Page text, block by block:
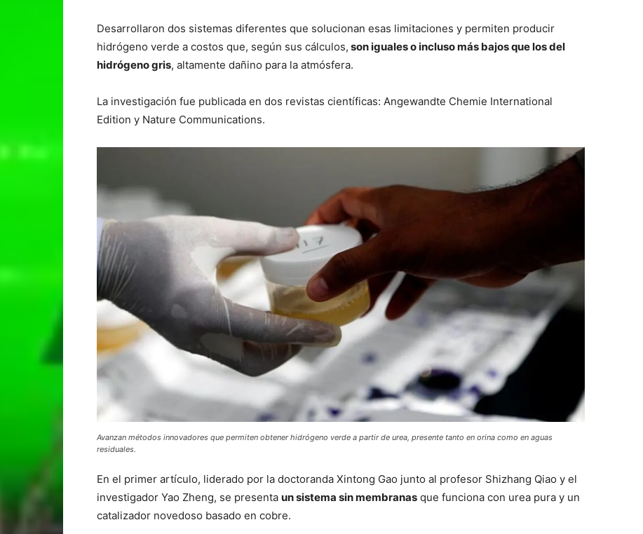
Desarrollaron dos sistemas diferentes que solucionan esas limitaciones y permiten producir
hidrógeno verde a costos que, según sus cálculos, son iguales o incluso más bajos que los del
hidrógeno gris, altamente dañino para la atmósfera.
La investigación fue publicada en dos revistas científicas: Angewandte Chemie International
Edition y Nature Communications.
Avanzan métodos innovadores que permiten obtener hidrógeno verde a partir de urea, presente tanto en orina como en aguas
residuales.
En el primer artículo, liderado por la doctoranda Xintong Gao junto al profesor Shizhang Qiao y el
investigador Yao Zheng, se presenta un sistema sin membranas que funciona con urea pura y un
catalizador novedoso basado en cobre.